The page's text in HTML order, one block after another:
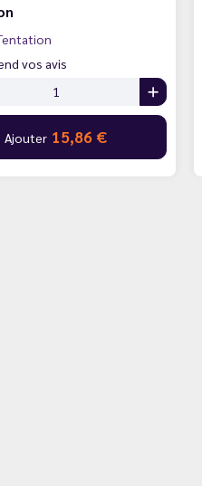
vos avis
Ajouter 15,86 €